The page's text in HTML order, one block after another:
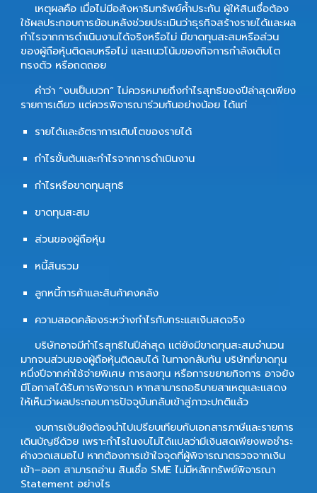
เหตุผลคือ เมื่อไม่มีอสังหาริมทรัพย์ค้ำประกัน ผู้ให้สินเชื่อต้อง
ใช้ผลประกอบการย้อนหลังช่วยประเมินว่าธุรกิจสร้างรายได้และผล
กำไรจากการดำเนินงานได้จริงหรือไม่ มีขาดทุนสะสมหรือส่วน
ของผู้ถือหุ้นติดลบหรือไม่ และแนวโน้มของกิจการกำลังเติบโต
ทรงตัว หรือถดถอย
คำว่า “งบเป็นบวก” ไม่ควรหมายถึงกำไรสุทธิของปีล่าสุดเพียง
รายการเดียว แต่ควรพิจารณาร่วมกันอย่างน้อย ได้แก่
รายได้และอัตราการเติบโตของรายได้
กำไรขั้นต้นและกำไรจากการดำเนินงาน
กำไรหรือขาดทุนสุทธิ
ขาดทุนสะสม
ส่วนของผู้ถือหุ้น
หนี้สินรวม
ลูกหนี้การค้าและสินค้าคงคลัง
ความสอดคล้องระหว่างกำไรกับกระแสเงินสดจริง
บริษัทอาจมีกำไรสุทธิในปีล่าสุด แต่ยังมีขาดทุนสะสมจำนวน
มากจนส่วนของผู้ถือหุ้นติดลบได้ ในทางกลับกัน บริษัทที่ขาดทุน
หนึ่งปีจากค่าใช้จ่ายพิเศษ การลงทุน หรือการขยายกิจการ อาจยัง
มีโอกาสได้รับการพิจารณา หากสามารถอธิบายสาเหตุและแสดง
ให้เห็นว่าผลประกอบการปัจจุบันกลับเข้าสู่ภาวะปกติแล้ว
งบการเงินยังต้องนำไปเปรียบเทียบกับเอกสารภาษีและรายการ
เดินบัญชีด้วย เพราะกำไรในงบไม่ได้แปลว่ามีเงินสดเพียงพอชำระ
ค่างวดเสมอไป หากต้องการเข้าใจจุดที่ผู้พิจารณาตรวจจากเงิน
เข้า–ออก สามารถอ่าน สินเชื่อ SME ไม่มีหลักทรัพย์พิจารณา
Statement อย่างไร